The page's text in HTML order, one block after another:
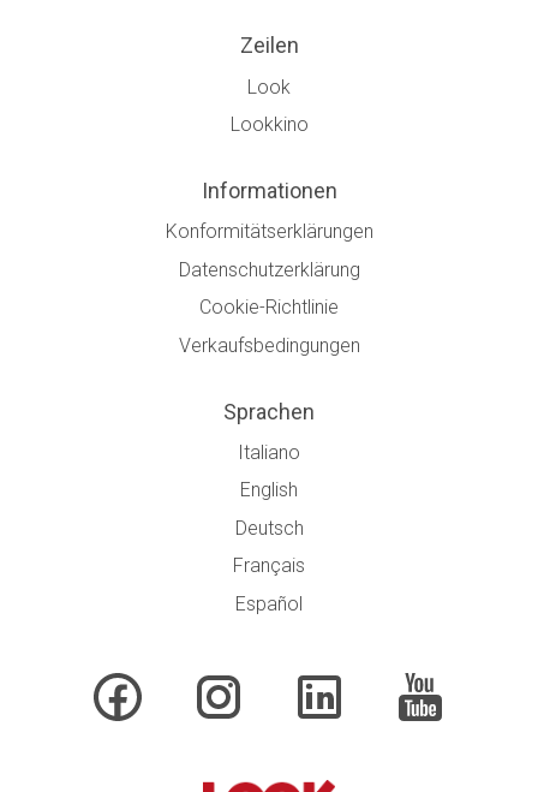
Zeilen
Look
Lookkino
Informationen
Konformitätserklärungen
Datenschutzerklärung
Cookie-Richtlinie
Verkaufsbedingungen
Sprachen
Italiano
English
Deutsch
Français
Español